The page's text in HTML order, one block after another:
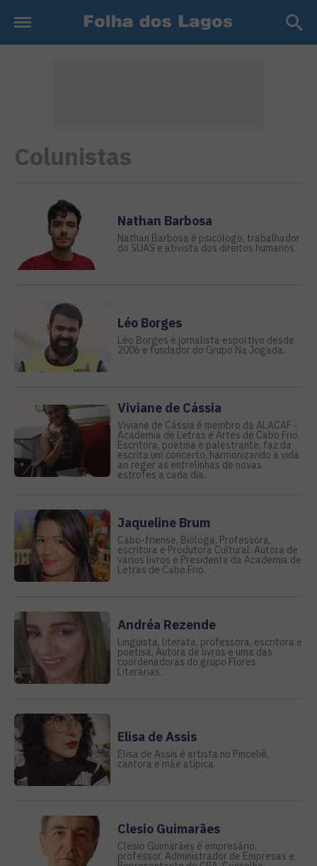
Colunistas
Nathan Barbosa
Nathan Barbosa é psicólogo, trabalhador
do SUAS e ativista dos direitos humanos.
Léo Borges
Léo Borges é jornalista esportivo desde
2006 e fundador do Grupo Na Jogada.
Viviane de Cássia
Viviane de Cássia é membro da ALACAF -
Academia de Letras e Artes de Cabo Frio.
Escritora, poetisa e palestrante, faz da
escrita um concerto, harmonizando a vida
ao reger as entrelinhas de novas
estrofes a cada dia.
Jaqueline Brum
Cabo-friense, Bióloga, Professora,
escritora e Produtora Cultural. Autora de
vários livros e Presidente da Academia de
Letras de Cabo Frio.
Andréa Rezende
Linguista, literata, professora, escritora e
poetisa. Autora de livros e uma das
coordenadoras do grupo Flores
Literárias.
Elisa de Assis
Elisa de Assis é artista no Pinceliê,
cantora e mãe atípica.
Clesio Guimarães
Clesio Guimarães é empresário,
professor, Administrador de Empresas e